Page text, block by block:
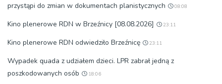
przystąpi do zmian w dokumentach planistycznych
08:08
Kino plenerowe RDN w Brzeźnicy [08.08.2026] 23:11
Kino plenerowe RDN odwiedziło Brzeźnicę 23:11
Wypadek quada z udziałem dzieci. LPR zabrał jedną z
poszkodowanych osób
18:06